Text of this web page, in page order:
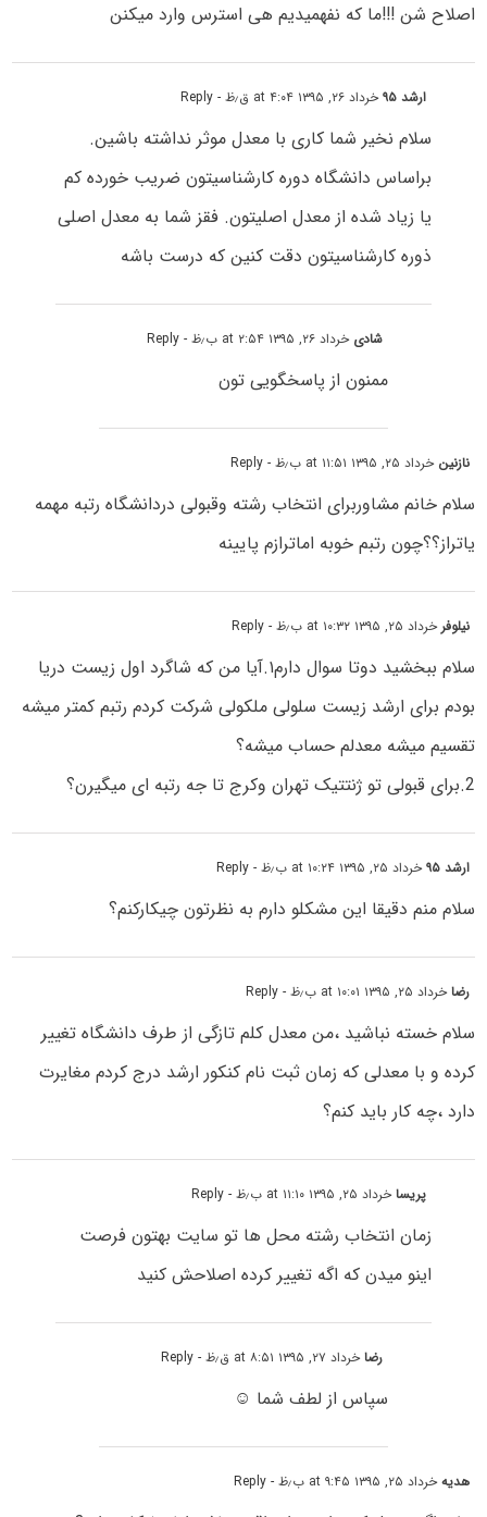
اصلاح شن !!!ما که نفهمیدیم هی استرس وارد میکنن
ارشد ۹۵ خرداد ۲۶, ۱۳۹۵ at ۴:۰۴ ق٫ظ - Reply
سلام نخیر شما کاری با معدل موثر نداشته باشین.
براساس دانشگاه دوره کارشناسیتون ضریب خورده کم
یا زیاد شده از معدل اصلیتون. فقز شما به معدل اصلی
ذوره کارشناسیتون دقت کنین که درست باشه
شادی خرداد ۲۶, ۱۳۹۵ at ۲:۵۴ ب٫ظ - Reply
ممنون از پاسخگویی تون
نازنین خرداد ۲۵, ۱۳۹۵ at ۱۱:۵۱ ب٫ظ - Reply
سلام خانم مشاوربرای انتخاب رشته وقبولی دردانشگاه رتبه مهمه
یاتراز؟؟چون رتبم خوبه اماترازم پایینه
نیلوفرخرداد ۲۵, ۱۳۹۵ at ۱۰:۳۲ ب٫ظ - Reply
سلام ببخشید دوتا سوال دارم۱.آیا من که شاگرد اول زیست دریا
بودم برای ارشد زیست سلولی ملکولی شرکت کردم رتبم کمتر میشه
تقسیم میشه معدلم حساب میشه؟
2.برای قبولی تو ژنتتیک تهران وکرج تا جه رتبه ای میگیرن؟
ارشد ۹۵ خرداد ۲۵, ۱۳۹۵ at ۱۰:۲۴ ب٫ظ - Reply
سلام منم دقیقا این مشکلو دارم به نظرتون چیکارکنم؟
رضاخرداد ۲۵, ۱۳۹۵ at ۱۰:۰۱ ب٫ظ - Reply
سلام خسته نباشید ،من معدل کلم تازگی از طرف دانشگاه تغییر
کرده و با معدلی که زمان ثبت نام کنکور ارشد درج کردم مغایرت
دارد ،چه کار باید کنم؟
پریساخرداد ۲۵, ۱۳۹۵ at ۱۱:۱۰ ب٫ظ - Reply
زمان انتخاب رشته محل ها تو سایت بهتون فرصت
اینو میدن که اگه تغییر کرده اصلاحش کنید
رضاخرداد ۲۷, ۱۳۹۵ at ۸:۵۱ ق٫ظ - Reply
سپاس از لطف شما ☺
هدیهخرداد ۲۵, ۱۳۹۵ at ۹:۴۵ ب٫ظ - Reply